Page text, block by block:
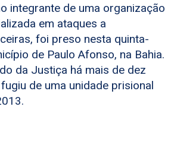
integrante de uma organização
em ataques a
foi preso nesta quinta-
de Paulo Afonso, na Bahia.
da Justiça há mais de dez
de uma unidade prisional